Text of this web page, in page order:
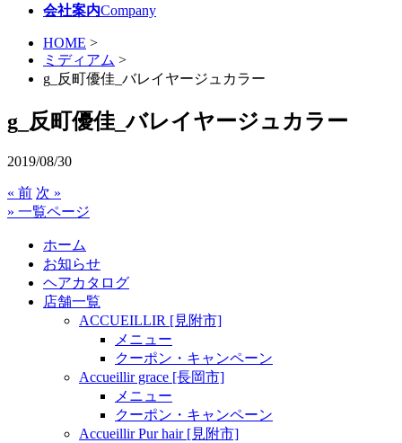
会社案内Company
HOME >
ミディアム >
g_反町優佳_バレイヤージュカラー
g_反町優佳_バレイヤージュカラー
2019/08/30
« 前 次 »
» 一覧ページ
ホーム
お知らせ
ヘアカタログ
店舗一覧
ACCUEILLIR [見附市]
メニュー
クーポン・キャンペーン
Accueillir grace [長岡市]
メニュー
クーポン・キャンペーン
Accueillir Pur hair [見附市]